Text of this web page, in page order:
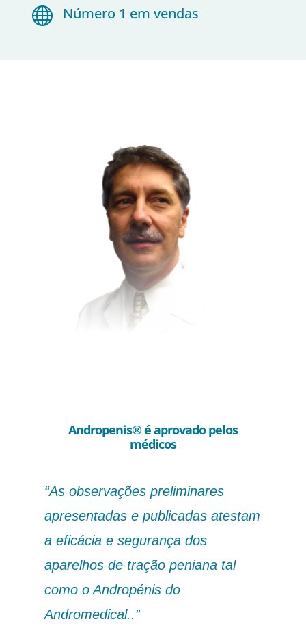
 Número 1 em vendas
Andropenis® é aprovado pelos
médicos
“As observações preliminares
apresentadas e publicadas atestam
a eficácia e segurança dos
aparelhos de tração peniana tal
como o Andropénis do
Andromedical..”